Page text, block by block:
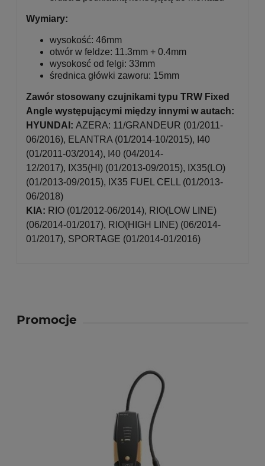
Wymiary:
wysokość: 46mm
otwór w feldze: 11.3mm + 0.4mm
wysokosć od felgi: 33mm
średnica główki zaworu: 15mm
Zawór stosowany czujnikami typu TRW Fixed
Angle występującymi między innymi w autach:
HYUNDAI: AZERA: 11/GRANDEUR (01/2011-
06/2016), ELANTRA (01/2014-10/2015), I40
(01/2011-03/2014), I40 (04/2014-
12/2017), IX35(HI) (01/2013-09/2015), IX35(LO)
(01/2013-09/2015), IX35 FUEL CELL (01/2013-
06/2018)
KIA: RIO (01/2012-06/2014), RIO(LOW LINE)
(06/2014-01/2017), RIO(HIGH LINE) (06/2014-
01/2017), SPORTAGE (01/2014-01/2016)
Promocje